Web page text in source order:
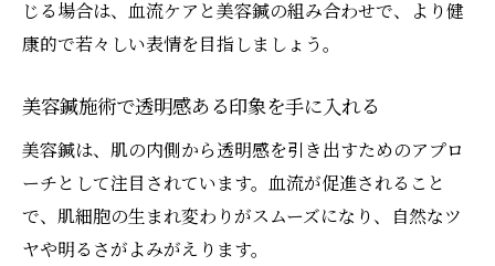
じる場合は、血流ケアと美容鍼の組み合わせで、より健
康的で若々しい表情を目指しましょう。
美容鍼施術で透明感ある印象を手に入れる
美容鍼は、肌の内側から透明感を引き出すためのアプロ
ーチとして注目されています。血流が促進されること
で、肌細胞の生まれ変わりがスムーズになり、自然なツ
ヤや明るさがよみがえります。